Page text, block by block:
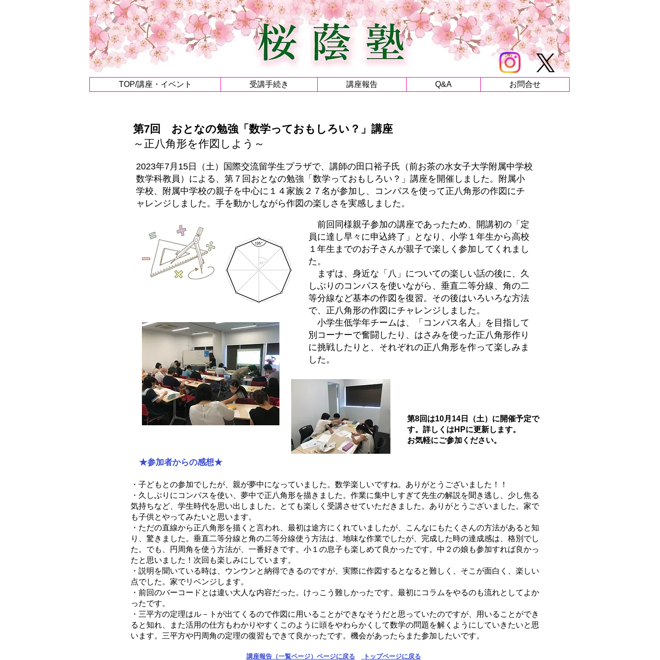
TOP/講座・イベント 受講手続き 講座報告 Q&A お問合せ
第7回 おとなの勉強「数学っておもしろい？」講座
​～正八角形を作図しよう～
2023年7月15日（土）国際交流留学生プラザで、講師の田口裕子氏（前お茶の水女子大学附属中学校
数学科教員）による、第７回おとなの勉強「数学っておもしろい？」講座を開催しました。附属小
学校、附属中学校の親子を中心に１４家族２７名が参加し、コンパスを使って正八角形の作図にチ
ャレンジしました。手を動かしながら作図の楽しさを実感しました。
前回同様親子参加の講座であったため、開講初の「定
員に達し早々に申込終了」となり、小学１年生から高校
１年生までのお子さんが親子で楽しく参加してくれまし
た。
まずは、身近な「八」についての楽しい話の後に、久
しぶりのコンパスを使いながら、垂直二等分線、角の二
等分線など基本の作図を復習。その後はいろいろな方法
で、正八角形の作図にチャレンジしました。
​ 小学生低学年チームは、
「 コンパス名人」を目指して
別コーナーで奮闘したり、はさみを使った正八角形作り
に挑戦したりと、それぞれの正八角形を作って楽しみま
した。
第8回は10月14日（土）に開催予定で
す。 詳しくはHPに更新します。
お気軽にご参加ください。
★参加者からの感想★
​・子どもとの参加でしたが、親が夢中になっていました。数学楽しいですね。ありがとうございました！！
・久しぶりにコンパスを使い、夢中で正八角形を描きました。作業に集中しすぎて先生の解説を聞き逃し、少し焦る
気持ちなど、学生時代を思い出しました。とても楽しく受講させていただきました。ありがとうございました。家で
も子供とやってみたいと思います。
・ただの直線から正八角形を描くと言われ、最初は途方にくれていましたが、こんなにもたくさんの方法があると知
り、驚きました。 垂直二等分線と角の二等分線使う方法は、地味な作業でしたが、完成した時の達成感は、格別でし
た。でも、円周角を使う方法が、一番好きです。小１の息子も楽しめて良かったです。中２の娘も参加すれば良かっ
たと思いました！次回も楽しみにしています。
・説明を聞いている時は、ウンウンと納得できるのですが、実際に作図するとなると難しく、そこが面白く、楽しい
点でした。家でリベンジします。
・前回のバーコードとは違い大人な内容だった。けっこう難しかったです。最初にコラムをやるのも流れとしてよか
ったです。
​・三平方の定理はル－トが出てくるので作図に用いることができなそうだと思っていたのですが、用いることができ
ると知れ、また活用の仕方もわかりやすくこのように頭をやわらかくして数学の問題を解くようにしていきたいと思
います。三平方や円周角の定理の復習もできて良かったです。機会があったらまた参加したいです。
講座報告（一覧ページ）ページに戻る トップページに戻る​